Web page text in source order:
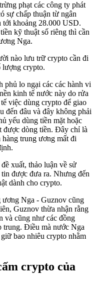
phạt các công ty phát
sự chấp thuận từ ngân
tới khoảng 28.000 USD.
kỹ thuật số riêng thì cần
Nga.
nào lưu trữ crypto cần đi
lượng crypto.
lo ngại các các hành vi
kinh tế nước này do rửa
việc dùng crypto để giao
đến đâu và đây không phải
yếu dùng tiền mặt hoặc
được dòng tiền. Đây chỉ là
trung ương mất đi
xuất, thảo luận về sử
được đưa ra. Nhưng đến
dành cho crypto.
ương Nga - Guznov cũng
Guznov thừa nhận rằng
và cũng như các đồng
trung. Điều mà nước Nga
bao nhiêu crypto nhằm
crypto của